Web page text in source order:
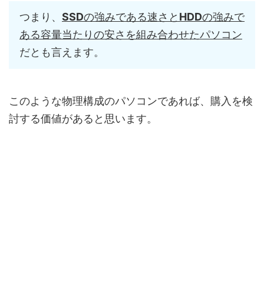
つまり、 SSDの強みである速さと HDDの強みで
ある容量当たりの安さを組み合わせたパソコン
だとも言えます。
このような物理構成のパソコンであれば、購入を検
討する価値があると思います。